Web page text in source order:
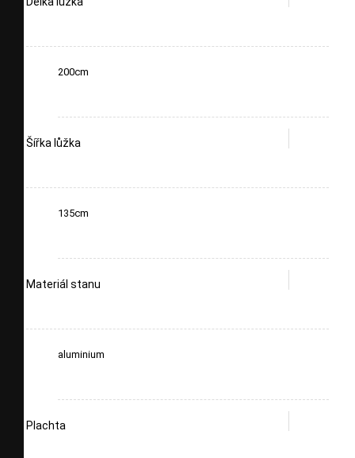
200cm
Šířka lůžka
135cm
Materiál stanu
aluminium
Plachta